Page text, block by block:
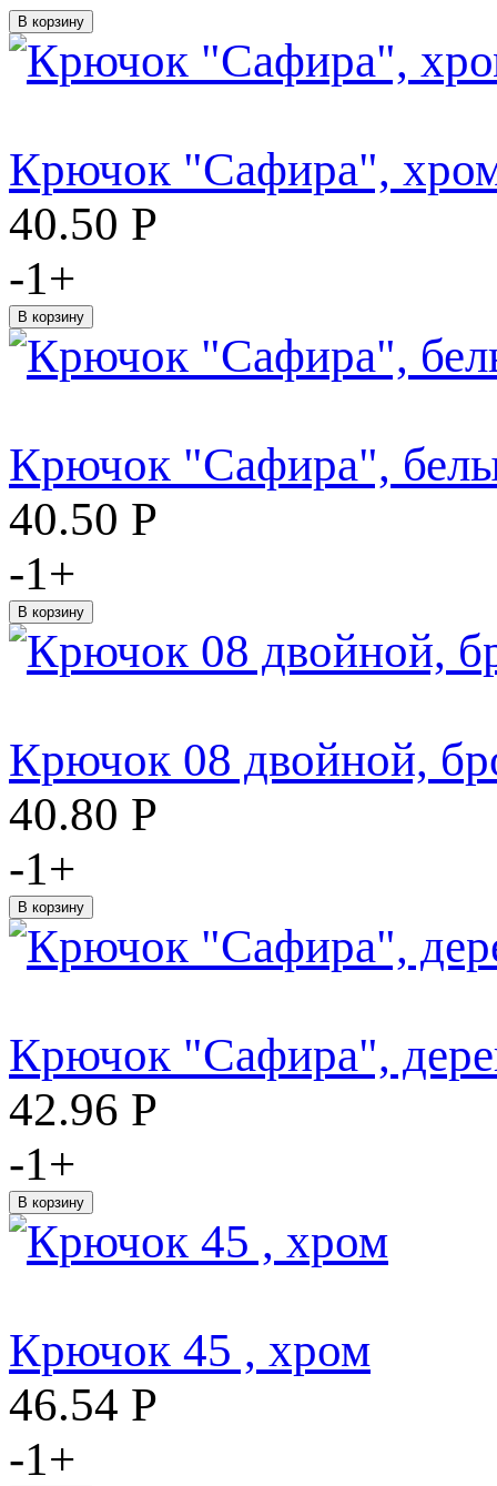
Крючок "Сафира",
40.50 Р
-1+
Крючок "Сафира",
40.50 Р
-1+
Крючок 08 двойной,
40.80 Р
-1+
Крючок "Сафира",
42.96 Р
-1+
Крючок 45 , хром
46.54 Р
-1+